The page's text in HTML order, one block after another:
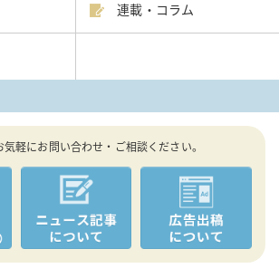
連載・コラム
軽にお問い合わせ・ご相談ください。